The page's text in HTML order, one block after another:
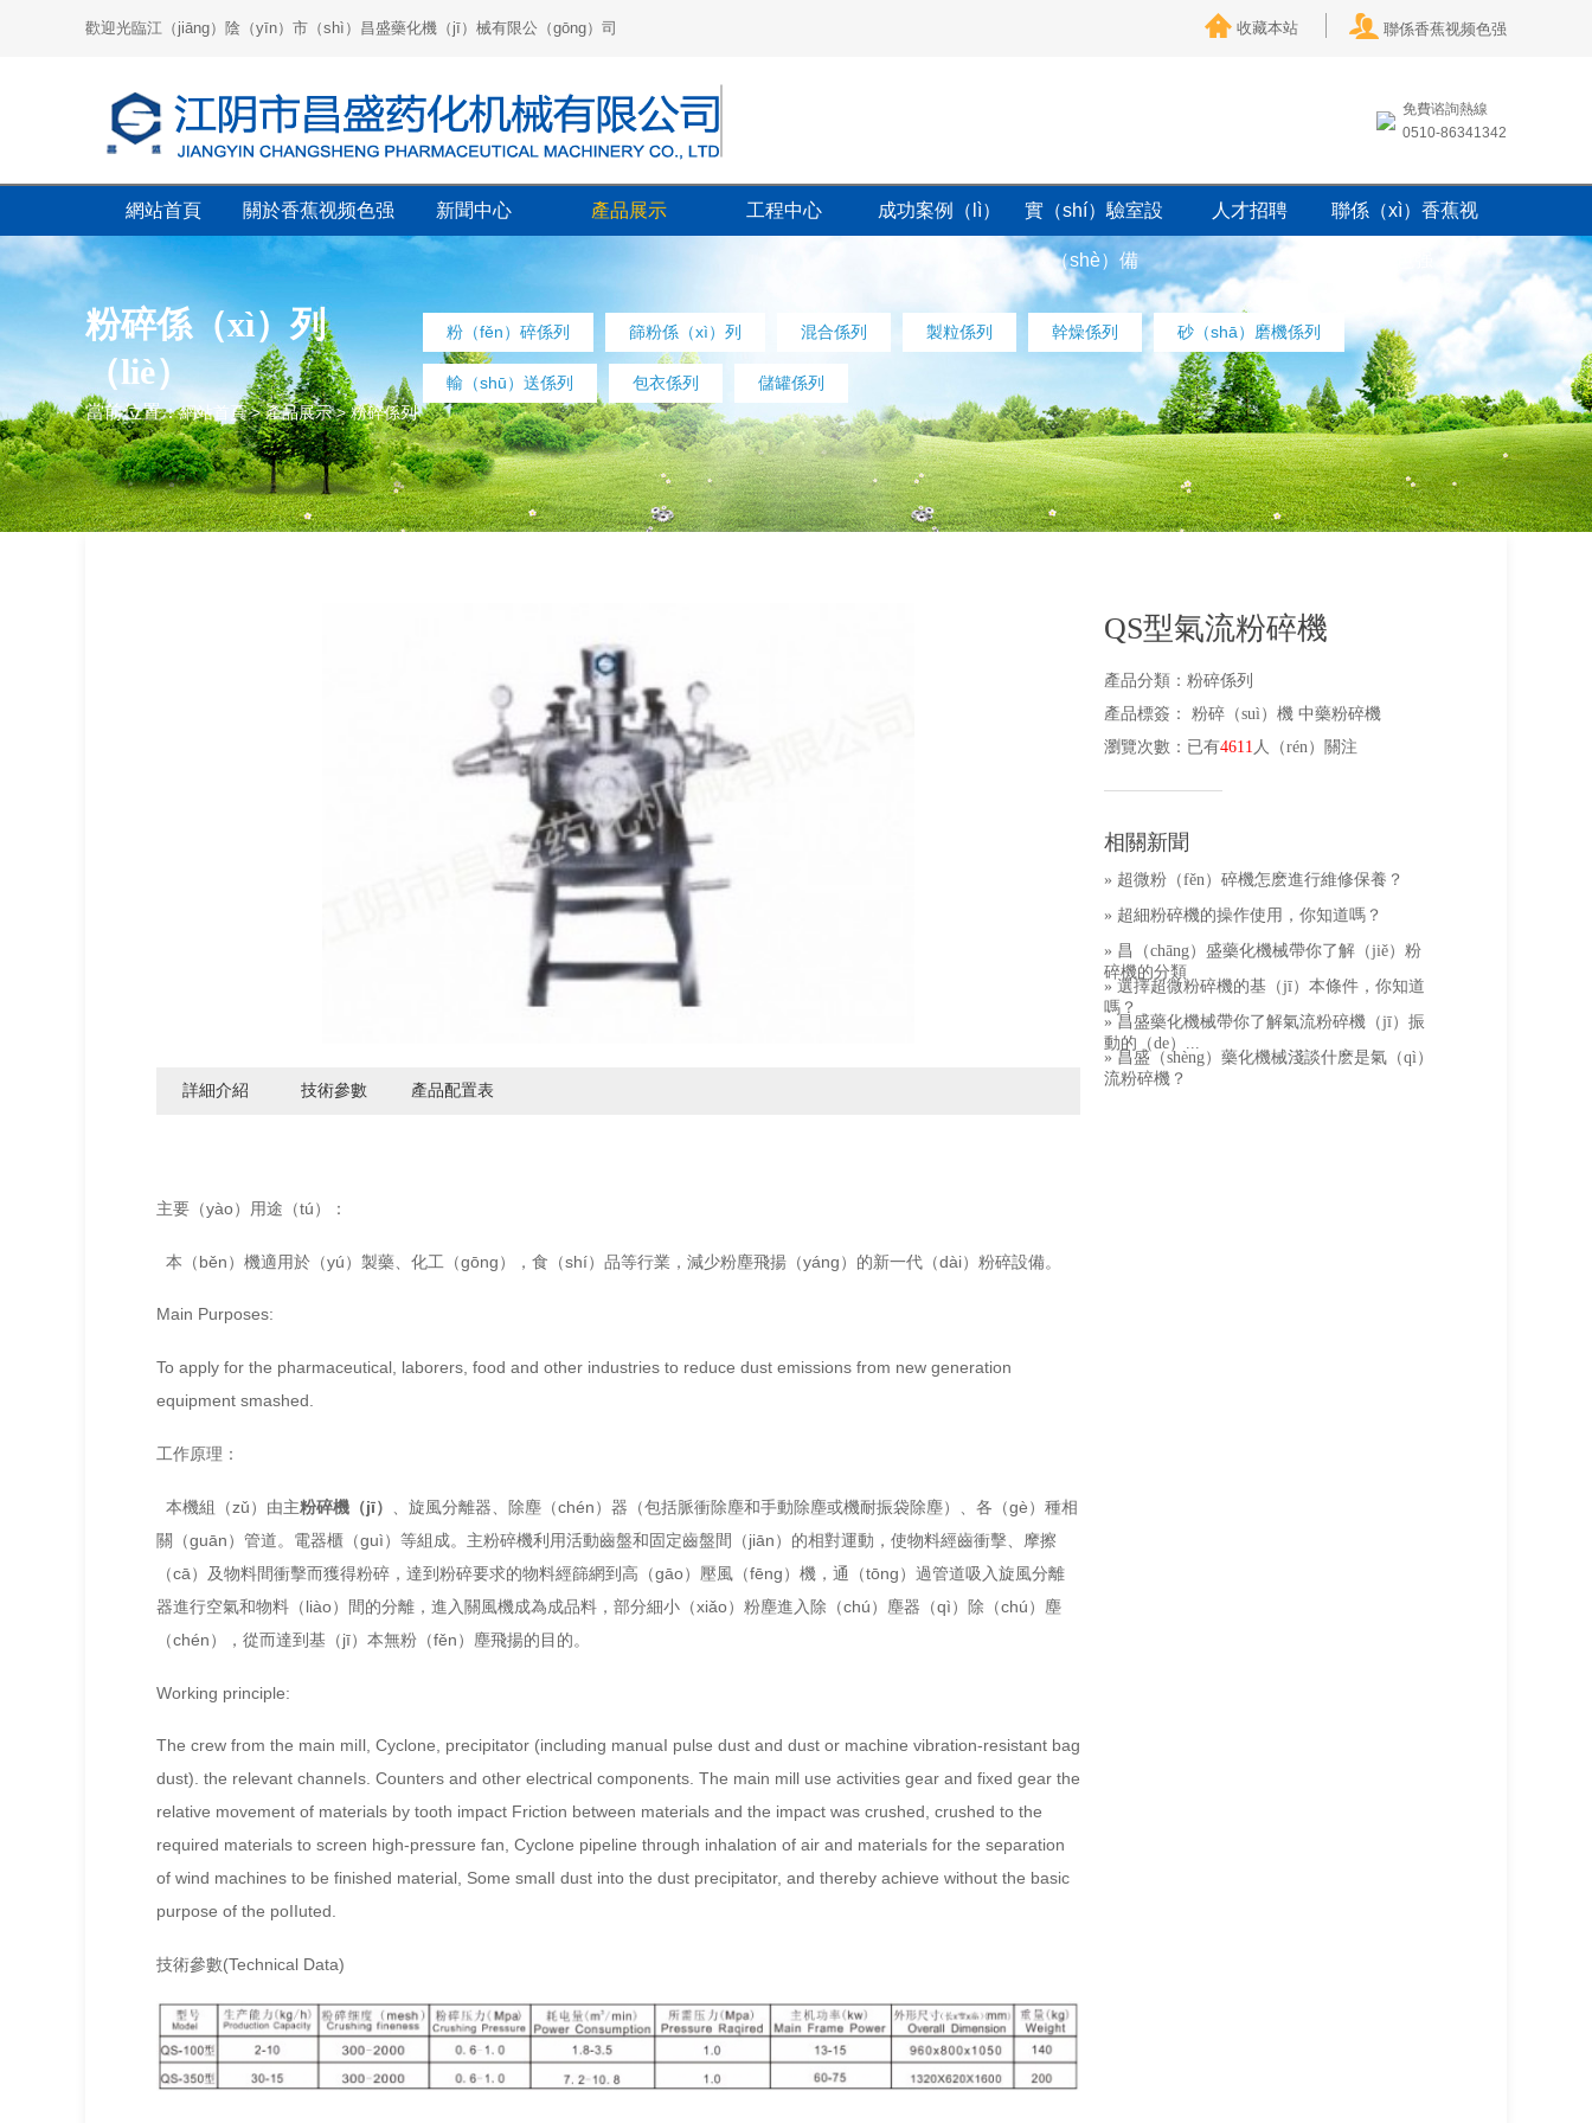
歡迎光臨江（jiāng）陰（yīn）市（shì）昌盛藥化機（jī）械有限公（gōng）司 收藏本站 聯係香蕉视频色强
免費谘詢熱線
0510-86341342
網站首頁 關於香蕉视频色强 新聞中心 產品展示 工程中心 成功案例（lì） 實（shí）驗室設
（shè）備
人才招聘 聯係（xì）香蕉视
粉（fěn）碎係列 篩粉係（xì）列 混合係列 製粒係列 幹燥係列 砂（shā）磨機係列
輸（shū）送係列 包衣係列 儲罐係列
粉碎係（xì）列
（liè）
當前位置：網站首頁>產品展示>粉碎係列
QS型氣流粉碎機
產品分類 ： 粉碎係列
產品標簽 ： 粉碎（suì）機 中藥粉碎機
瀏覽次數 ： 已有4611 人（rén）關注
相關新聞
» 超微粉（fěn）碎機怎麽進行維修保養？
» 超細粉碎機的操作使用，你知道嗎？
» 昌（chāng）盛藥化機械帶你了解（jiě）粉
碎機的分類
» 選擇超微粉碎機的基（jī）本條件，你知道
嗎？
» 昌盛藥化機械帶你了解氣流粉碎機（jī）振
動的（de）...
» 昌盛（shèng）藥化機械淺談什麽是氣（qì）
流粉碎機？
詳細介紹 技術參數 產品配置表
主要（yào）用途（tú）：
本（běn）機適用於（yú）製藥、化工（gōng），食（shí）品等行業，減少粉塵飛揚（yáng）的新一代（dài）粉碎設備。
Main Purposes:
To apply for the pharmaceutical, laborers, food and other industries to reduce dust emissions from new generation
equipment smashed.
工作原理：
本機組（zǔ）由主粉碎機（jī）
、旋風分離器、除塵（chén）器（包括脈衝除塵和手動除塵或機耐振袋除塵）、各（gè）種相
關（guān）管道。電器櫃（guì）等組成。主粉碎機利用活動齒盤和固定齒盤間（jiān）的相對運動，使物料經齒衝擊、摩擦
（cā）及物料間衝擊而獲得粉碎，達到粉碎要求的物料經篩網到高（gāo）壓風（fēng）機，通（tōng）過管道吸入旋風分離
器進行空氣和物料（liào）間的分離，進入關風機成為成品料，部分細小（xiǎo）粉塵進入除（chú）塵器（qì）除（chú）塵
（chén），從而達到基（jī）本無粉（fěn）塵飛揚的目的。
Working principle:
The crew from the main miIl, Cyclone, precipitator (including manuaI pulse dust and dust or machine vibration-resistant bag
dust). the relevant channeIs. Counters and other electrical components. The main mill use activities gear and fixed gear the
relative movement of materials by tooth impact Friction between materials and the impact was crushed, crushed to the
required materials to screen high-pressure fan, Cyclone pipeline through inhalation of air and materiaIs for the separation
of wind machines to be finished material, Some smalI dust into the dust precipitator, and thereby achieve without the basic
purpose of the poIIuted.
技術參數(Technical Data)